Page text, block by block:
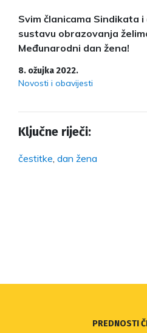
Svim članicama Sindikata
sustavu obrazovanja
Međunarodni dan žena!
8. ožujka 2022.
Novosti i obavijesti
Ključne riječi:
čestitke dan žena
PREDNOSTI